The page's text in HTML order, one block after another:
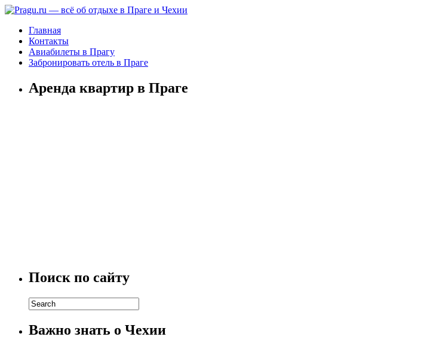
Главная
Контакты
Авиабилеты в Прагу
Забронировать отель в Праге
Аренда квартир в Праге
Поиск по сайту
Важно знать о Чехии